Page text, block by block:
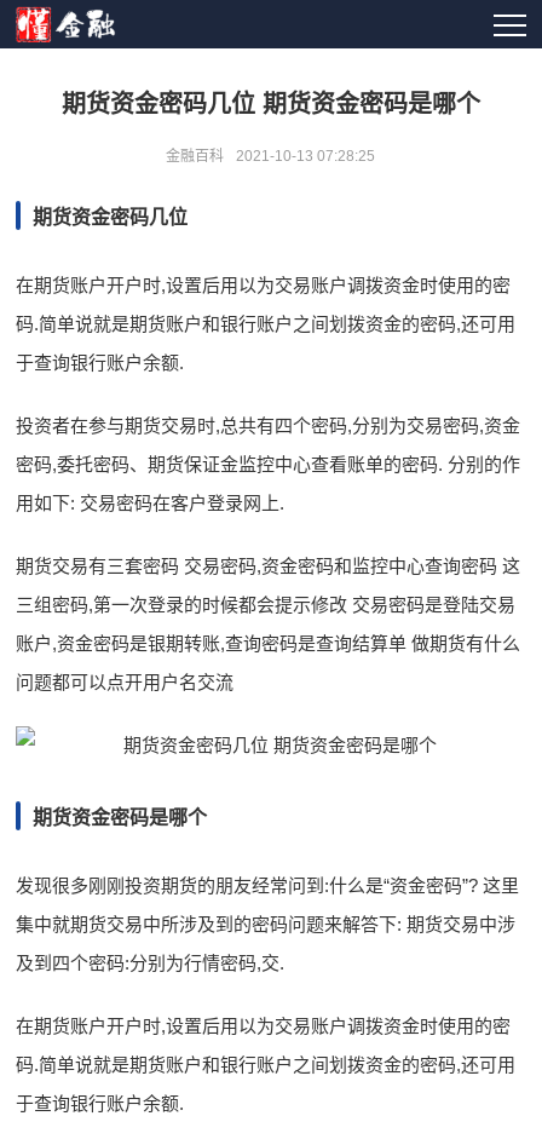
期货资金密码几位 期货资金密码是哪个
金融百科 2021-10-13 07:28:25
期货资金密码几位
在期货账户开户时,设置后用以为交易账户调拨资金时使用的密
码.简单说就是期货账户和银行账户之间划拨资金的密码,还可用
于查询银行账户余额.
投资者在参与期货交易时,总共有四个密码,分别为交易密码,资金
密码,委托密码、期货保证金监控中心查看账单的密码. 分别的作
用如下: 交易密码在客户登录网上.
期货交易有三套密码 交易密码,资金密码和监控中心查询密码 这
三组密码,第一次登录的时候都会提示修改 交易密码是登陆交易
账户,资金密码是银期转账,查询密码是查询结算单 做期货有什么
问题都可以点开用户名交流
期货资金密码是哪个
发现很多刚刚投资期货的朋友经常问到:什么是“资金密码”? 这里
集中就期货交易中所涉及到的密码问题来解答下: 期货交易中涉
及到四个密码:分别为行情密码,交.
在期货账户开户时,设置后用以为交易账户调拨资金时使用的密
码.简单说就是期货账户和银行账户之间划拨资金的密码,还可用
于查询银行账户余额.